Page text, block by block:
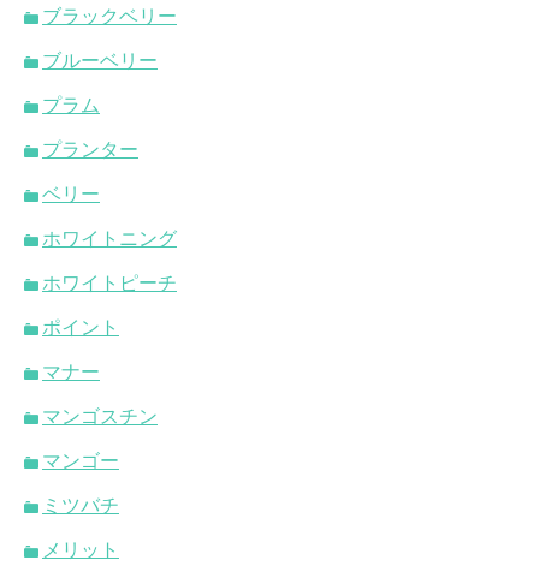
ブラックベリー
ブルーベリー
プラム
プランター
ベリー
ホワイトニング
ホワイトピーチ
ポイント
マナー
マンゴスチン
マンゴー
ミツバチ
メリット